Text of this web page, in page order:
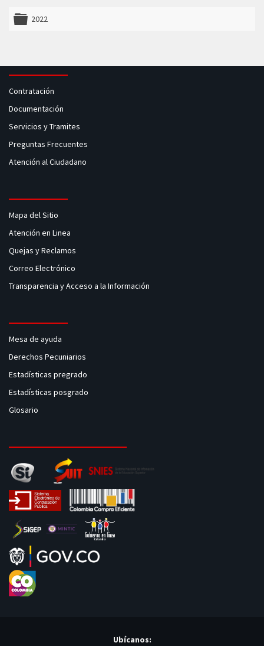
2022
Contratación
Documentación
Servicios y Tramites
Preguntas Frecuentes
Atención al Ciudadano
Mapa del Sitio
Atención en Linea
Quejas y Reclamos
Correo Electrónico
Transparencia y Acceso a la Información
Mesa de ayuda
Derechos Pecuniarios
Estadísticas pregrado
Estadísticas posgrado
Glosario
Ubícanos: